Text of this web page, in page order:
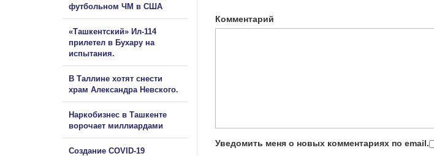
Комментарий
Уведомить меня о новых комментариях по email.
футбольном ЧМ в США
«Ташкентский» Ил-114
прилетел в Бухару на
испытания.
В Таллине хотят снести
храм Александра Невского.
Наркобизнес в Ташкенте
ворочает миллиардами
Создание COVID-19